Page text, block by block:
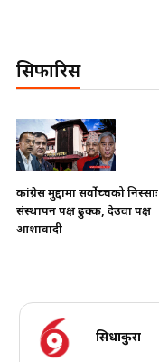
सिफारिस
कांग्रेस मुद्दामा सर्वोच्चको निस्साः
संस्थापन पक्ष ढुक्क, देउवा पक्ष
आशावादी
सिधाकुरा